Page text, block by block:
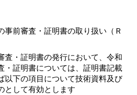
事前審査・証明書の取り扱い（Ｒ
・証明書の発行において、令和
・証明書については、証明書記載
以下の項目について技術資料及び
として有効とします